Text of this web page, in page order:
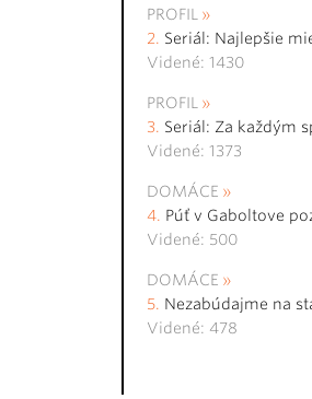
PROFIL
Seriál: Najlepšie
Videné: 1430
PROFIL
Seriál: Za každým
Videné: 1373
DOMÁCE
Púť v Gaboltove
Videné: 500
DOMÁCE
Nezabúdajme na
Videné: 478